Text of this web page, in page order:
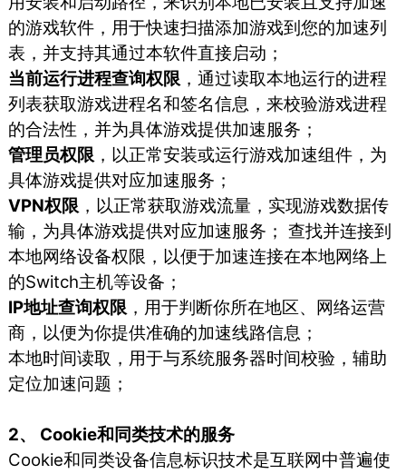
的游戏软件，用于快速扫描添加游戏到您的加速列
表，并支持其通过本软件直接启动；
当前运行进程查询权限 ，通过读取本地运行的进程
列表获取游戏进程名和签名信息，来校验游戏进程
的合法性，并为具体游戏提供加速服务；
管理员权限 ，以正常安装或运行游戏加速组件，为
具体游戏提供对应加速服务；
VPN权限 ，以正常获取游戏流量，实现游戏数据传
输，为具体游戏提供对应加速服务； 查找并连接到
本地网络设备权限，以便于加速连接在本地网络上
的Switch主机等设备；
IP地址查询权限 ，用于判断你所在地区、网络运营
商，以便为你提供准确的加速线路信息；
本地时间读取，用于与系统服务器时间校验，辅助
定位加速问题；
2、 Cookie和同类技术的服务
Cookie和同类设备信息标识技术是互联网中普遍使